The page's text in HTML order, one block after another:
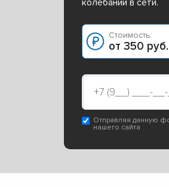
Стоимость:
от 350 руб.
Отправляя данную
нашего сайта